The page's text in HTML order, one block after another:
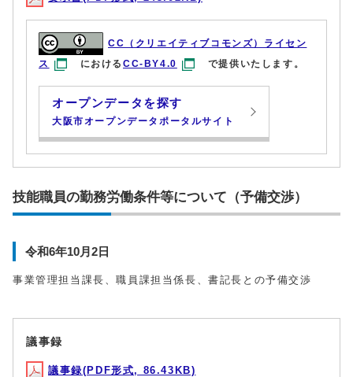
CC（クリエイティブコモンズ）ライセン
ス
におけるCC-BY4.0 で提供いたします。
オープンデータを探す
大阪市オープンデータポータルサイト
技能職員の勤務労働条件等について（予備交渉）
令和6年10月2日
事業管理担当課長、職員課担当係長、書記長との予備交渉
議事録
議事録(PDF形式, 86.43KB)